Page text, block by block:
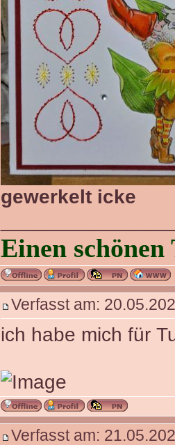
gewerkelt icke
Einen
Verfasst am:
ich habe mich für
Verfasst am: